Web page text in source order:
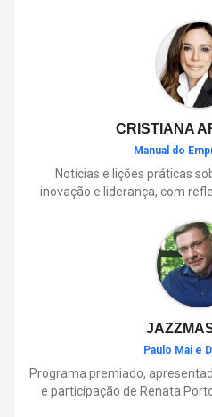
que envolve o dia a
CRISTIANA
Manual do
Notícias e lições práticas
inovação e liderança, com
Paulo Mai e
Programa premiado,
e participação de Renata